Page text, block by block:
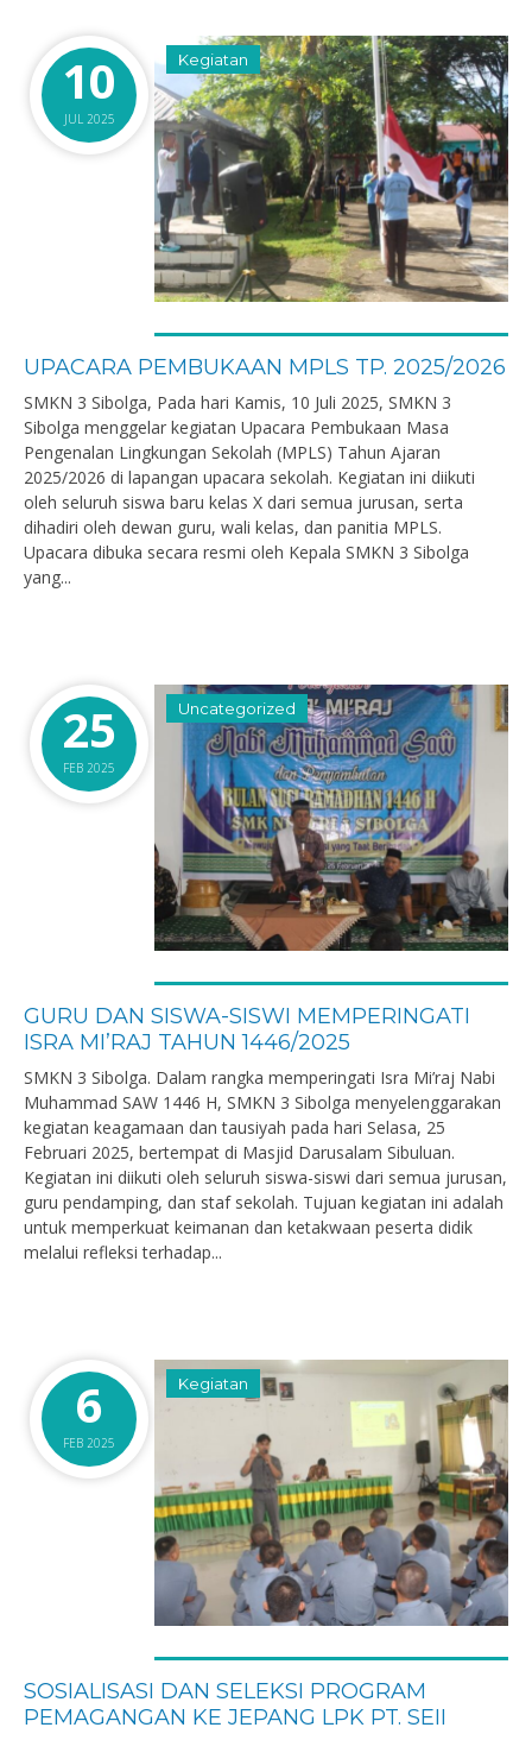
10
JUL 2025
Kegiatan
UPACARA PEMBUKAAN MPLS TP. 2025/2026
SMKN 3 Sibolga, Pada hari Kamis, 10 Juli 2025, SMKN 3
Sibolga menggelar kegiatan Upacara Pembukaan Masa
Pengenalan Lingkungan Sekolah (MPLS) Tahun Ajaran
2025/2026 di lapangan upacara sekolah. Kegiatan ini diikuti
oleh seluruh siswa baru kelas X dari semua jurusan, serta
dihadiri oleh dewan guru, wali kelas, dan panitia MPLS.
Upacara dibuka secara resmi oleh Kepala SMKN 3 Sibolga
yang...
25
FEB 2025
Uncategorized
GURU DAN SISWA-SISWI MEMPERINGATI
ISRA MI’RAJ TAHUN 1446/2025
SMKN 3 Sibolga. Dalam rangka memperingati Isra Mi’raj Nabi
Muhammad SAW 1446 H, SMKN 3 Sibolga menyelenggarakan
kegiatan keagamaan dan tausiyah pada hari Selasa, 25
Februari 2025, bertempat di Masjid Darusalam Sibuluan.
Kegiatan ini diikuti oleh seluruh siswa-siswi dari semua jurusan,
guru pendamping, dan staf sekolah. Tujuan kegiatan ini adalah
untuk memperkuat keimanan dan ketakwaan peserta didik
melalui refleksi terhadap...
6
FEB 2025
Kegiatan
SOSIALISASI DAN SELEKSI PROGRAM
PEMAGANGAN KE JEPANG LPK PT. SEII